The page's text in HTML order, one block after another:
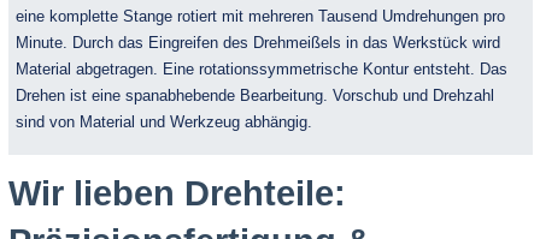
eine komplette Stange rotiert mit mehreren Tausend Umdrehungen pro
Minute. Durch das Eingreifen des Drehmeißels in das Werkstück wird
Material abgetragen. Eine rotationssymmetrische Kontur entsteht. Das
Drehen ist eine spanabhebende Bearbeitung. Vorschub und Drehzahl
sind von Material und Werkzeug abhängig.
Wir lieben Drehteile: